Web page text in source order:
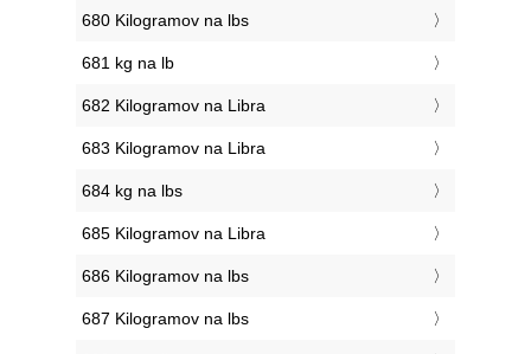
680 Kilogramov na lbs
681 kg na lb
682 Kilogramov na Libra
683 Kilogramov na Libra
684 kg na lbs
685 Kilogramov na Libra
686 Kilogramov na lbs
687 Kilogramov na lbs